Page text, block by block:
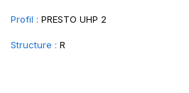
Profil : PRESTO UHP 2
Structure : R